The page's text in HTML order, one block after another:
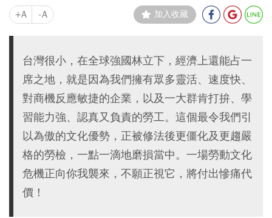
+A -A 加入收藏
台灣很小，在全球強國林立下，經濟上還能占一
席之地，就是因為我們擁有眾多靈活、速度快、
對商機反應敏捷的企業，以及一大群肯打拚、學
習能力強、認真又負責的勞工。這個最令我們引
以為傲的文化優勢，正被修法後更僵化及更趨嚴
格的勞檢，一點一滴地磨損當中。一場勞動文化
危機正向你我襲來，不願正視它，將付出慘痛代
價！